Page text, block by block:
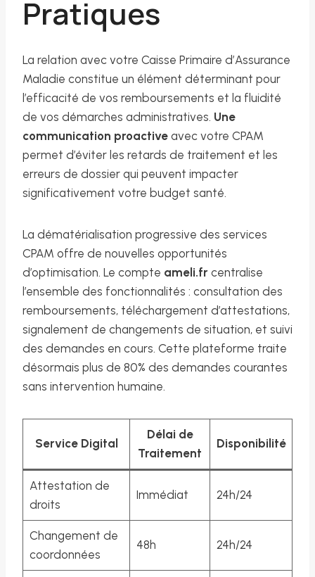
Pratiques
La relation avec votre Caisse Primaire d’Assurance
Maladie constitue un élément déterminant pour
l’efficacité de vos remboursements et la fluidité
de vos démarches administratives. Une
communication proactive avec votre CPAM
permet d’éviter les retards de traitement et les
erreurs de dossier qui peuvent impacter
significativement votre budget santé.
La dématérialisation progressive des services
CPAM offre de nouvelles opportunités
d’optimisation. Le compte ameli.fr centralise
l’ensemble des fonctionnalités : consultation des
remboursements, téléchargement d’attestations,
signalement de changements de situation, et suivi
des demandes en cours. Cette plateforme traite
désormais plus de 80% des demandes courantes
sans intervention humaine.
Service Digital
Délai de
Traitement
Disponibilité
Attestation de
droits
Immédiat 24h/24
Changement de
coordonnées
48h 24h/24